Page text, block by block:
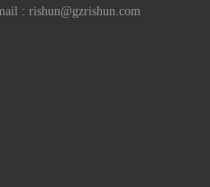
: rishun@gzrishun.com